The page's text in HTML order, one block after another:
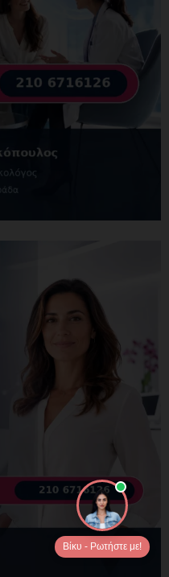
Βίκυ - Ρωτήστε με!